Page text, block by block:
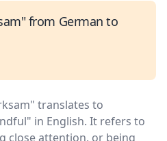
from German to
translates to
in English. It refers to
close attention, or being